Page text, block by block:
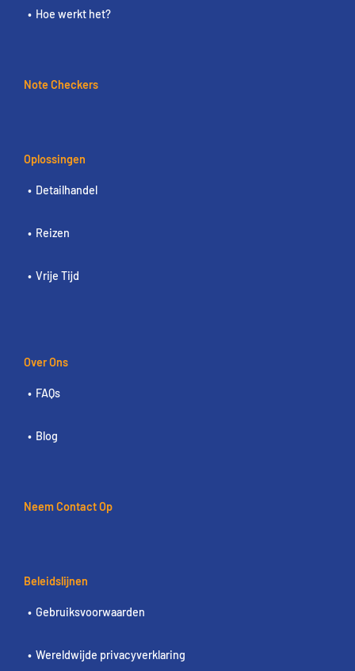
Hoe werkt het?
Note Checkers
Oplossingen
Detailhandel
Reizen
Vrije Tijd
Over Ons
FAQs
Blog
Neem Contact Op
Beleidslijnen
Gebruiksvoorwaarden
Wereldwijde privacyverklaring